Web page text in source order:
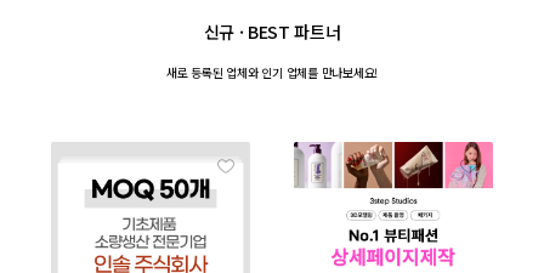
신규 · BEST 파트너
새로 등록된 업체와인기 업체를 만나보세요!